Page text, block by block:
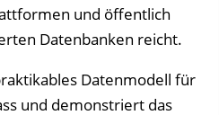
und öffentlich
Datenbanken reicht.
Datenmodell für
und demonstriert das